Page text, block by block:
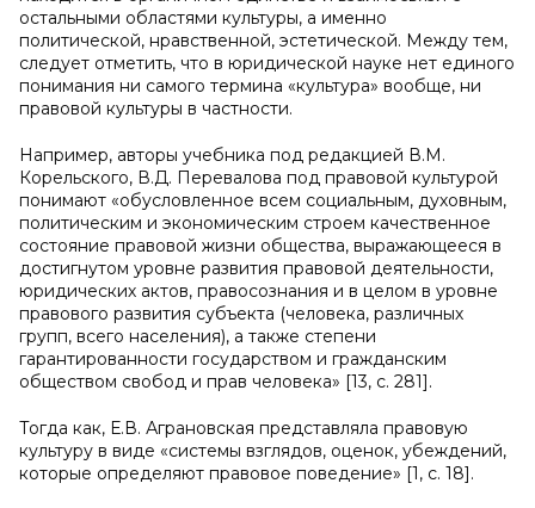
остальными областями культуры, а именно
политической, нравственной, эстетической. Между тем,
следует отметить, что в юридической науке нет единого
понимания ни самого термина «культура» вообще, ни
правовой культуры в частности.
Например, авторы учебника под редакцией В.М.
Корельского, В.Д. Перевалова под правовой культурой
понимают «обусловленное всем социальным, духовным,
политическим и экономическим строем качественное
состояние правовой жизни общества, выражающееся в
достигнутом уровне развития правовой деятельности,
юридических актов, правосознания и в целом в уровне
правового развития субъекта (человека, различных
групп, всего населения), а также степени
гарантированности государством и гражданским
обществом свобод и прав человека» [13, с. 281].
Тогда как, Е.В. Аграновская представляла правовую
культуру в виде «системы взглядов, оценок, убеждений,
которые определяют правовое поведение» [1, с. 18].